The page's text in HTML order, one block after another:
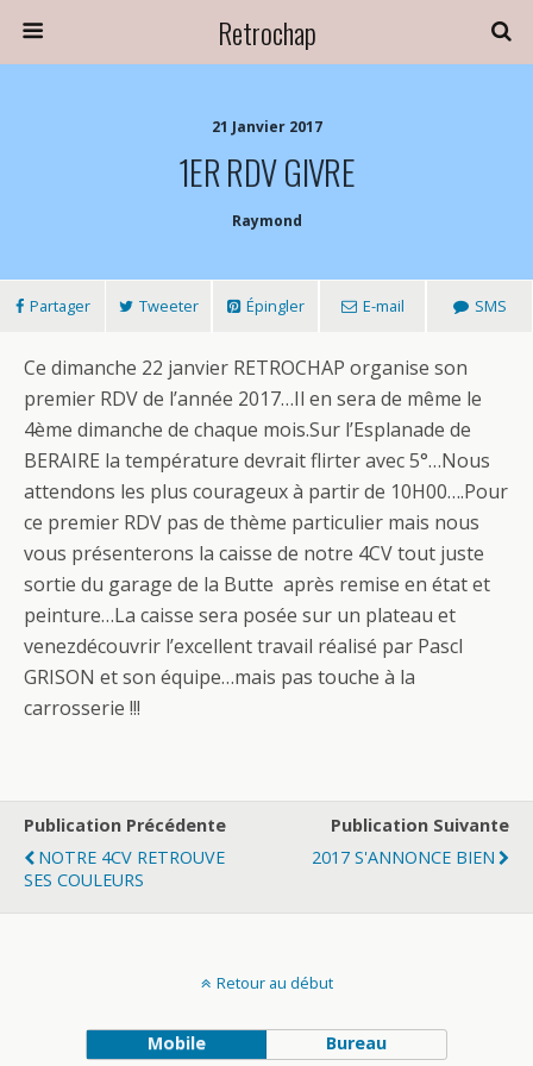
Retrochap
21 Janvier 2017
1ER RDV GIVRE
Raymond
Partager Tweeter Épingler E-mail SMS
Ce dimanche 22 janvier RETROCHAP organise son
premier RDV de l’année 2017…Il en sera de même le
4ème dimanche de chaque mois.Sur l’Esplanade de
BERAIRE la température devrait flirter avec 5°…Nous
attendons les plus courageux à partir de 10H00….Pour
ce premier RDV pas de thème particulier mais nous
vous présenterons la caisse de notre 4CV tout juste
sortie du garage de la Butte après remise en état et
peinture…La caisse sera posée sur un plateau et
venezdécouvrir l’excellent travail réalisé par Pascl
GRISON et son équipe…mais pas touche à la
carrosserie !!!
Publication Précédente
NOTRE 4CV RETROUVE
SES COULEURS
Publication Suivante
2017 S'ANNONCE BIEN
Retour au début
Mobile Bureau